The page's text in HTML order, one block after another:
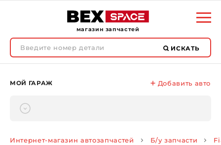
магазин запчастей
ИСКАТЬ
МОЙ ГАРАЖ Добавить авто
Интернет-магазин автозапчастей Б/у запчасти